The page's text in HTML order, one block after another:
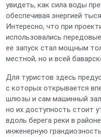
увидеть, как сила воды
обеспечивая энергией
Интересно, что при
использовались
ее запуск стал мощным
местной, но и всей
Для туристов здесь
с которых открывается
шлюзы и сам машинный
но их доступность стоит
вдоль берега реки в
инженерную